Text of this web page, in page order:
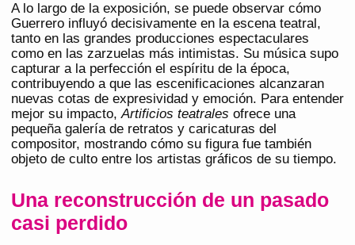
A lo largo de la exposición, se puede observar cómo
Guerrero influyó decisivamente en la escena teatral,
tanto en las grandes producciones espectaculares
como en las zarzuelas más intimistas. Su música supo
capturar a la perfección el espíritu de la época,
contribuyendo a que las escenificaciones alcanzaran
nuevas cotas de expresividad y emoción. Para entender
mejor su impacto,Artificios teatrales ofrece una
pequeña galería de retratos y caricaturas del
compositor, mostrando cómo su figura fue también
objeto de culto entre los artistas gráficos de su tiempo.
Una reconstrucción de un pasado
casi perdido